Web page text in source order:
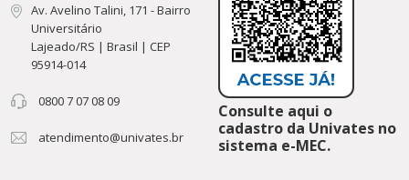
Av. Avelino Talini, 171 - Bairro
Universitário
Lajeado/RS | Brasil | CEP
95914-014
0800 7 07 08 09
atendimento@univates.br
Consulte aqui o
cadastro da Univates no
sistema e-MEC.